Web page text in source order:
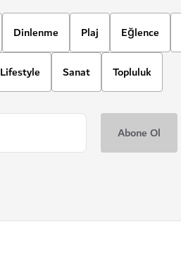
Dinlenme Plaj Eğlence
Lifestyle Sanat Topluluk